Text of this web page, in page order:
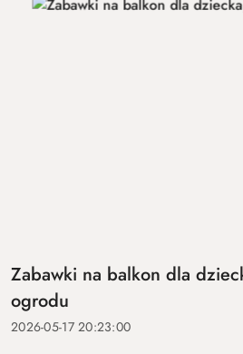
Zabawki na balkon dla
ogrodu
2026-05-17 20:23:00